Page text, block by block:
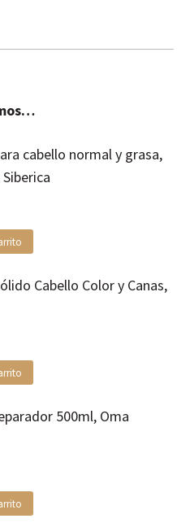
cabello normal y grasa,
Cabello Color y Canas,
500ml, Oma